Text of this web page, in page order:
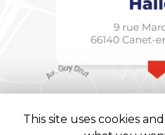
This site uses cookies